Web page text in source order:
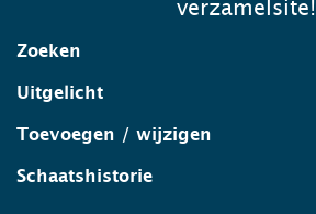
verzamelsite!
Zoeken
Uitgelicht
Toevoegen / wijzigen
Schaatshistorie